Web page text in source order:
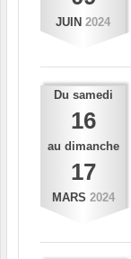
JUIN 2024
Du samedi
16
au dimanche
17
MARS 2024